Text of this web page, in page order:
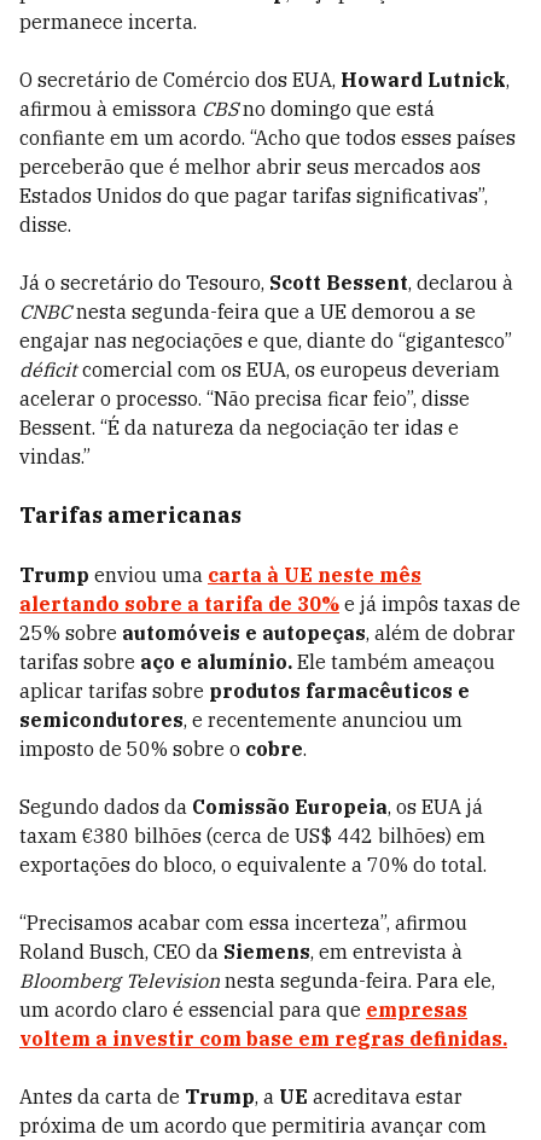
permanece incerta.
O secretário de Comércio dos EUA, Howard Lutnick,
afirmou à emissora CBSno domingo que está
confiante em um acordo. “Acho que todos esses países
perceberão que é melhor abrir seus mercados aos
Estados Unidos do que pagar tarifas significativas”,
disse.
Já o secretário do Tesouro, Scott Bessent, declarou à
CNBCnesta segunda-feira que a UE demorou a se
engajar nas negociações e que, diante do “gigantesco”
déficitcomercial com os EUA, os europeus deveriam
acelerar o processo. “Não precisa ficar feio”, disse
Bessent. “É da natureza da negociação ter idas e
vindas.”
Tarifas americanas
Trump enviou uma carta à UE neste mês
alertando sobre a tarifa de 30% e já impôs taxas de
25% sobre automóveis e autopeças, além de dobrar
tarifas sobre aço e alumínio. Ele também ameaçou
aplicar tarifas sobre produtos farmacêuticos e
semicondutores, e recentemente anunciou um
imposto de 50% sobre o cobre.
Segundo dados da Comissão Europeia, os EUA já
taxam €380 bilhões (cerca de US$ 442 bilhões) em
exportações do bloco, o equivalente a 70% do total.
“Precisamos acabar com essa incerteza”, afirmou
Roland Busch, CEO da Siemens, em entrevista à
Bloomberg Television nesta segunda-feira. Para ele,
um acordo claro é essencial para que empresas
voltem a investir com base em regras definidas.
Antes da carta de Trump, a UE acreditava estar
próxima de um acordo que permitiria avançar com